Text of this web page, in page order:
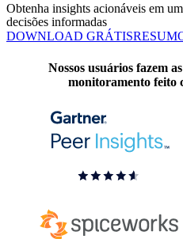
Obtenha insights acionáveis em
decisões informadas
DOWNLOAD GRÁTIS
Nossos usuários fazem
monitoramento feito